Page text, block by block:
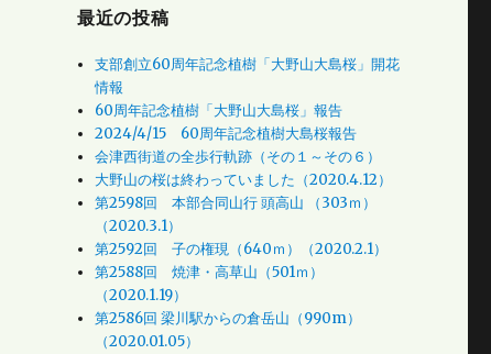
最近の投稿
支部創立60周年記念植樹「大野山大島桜」開花
情報
60周年記念植樹「大野山大島桜」報告
2024/4/15 60周年記念植樹大島桜報告
会津西街道の全歩行軌跡（その１～その６）
大野山の桜は終わっていました（2020.4.12）
第2598回 本部合同山行 頭高山 （303ｍ）
（2020.3.1）
第2592回 子の権現（640ｍ）（2020.2.1）
第2588回 焼津・高草山（501ｍ）
（2020.1.19）
第2586回 梁川駅からの倉岳山（990m）
（2020.01.05）